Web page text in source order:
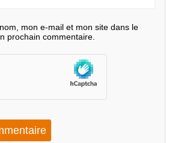
mon e-mail et mon site dans le
prochain commentaire.